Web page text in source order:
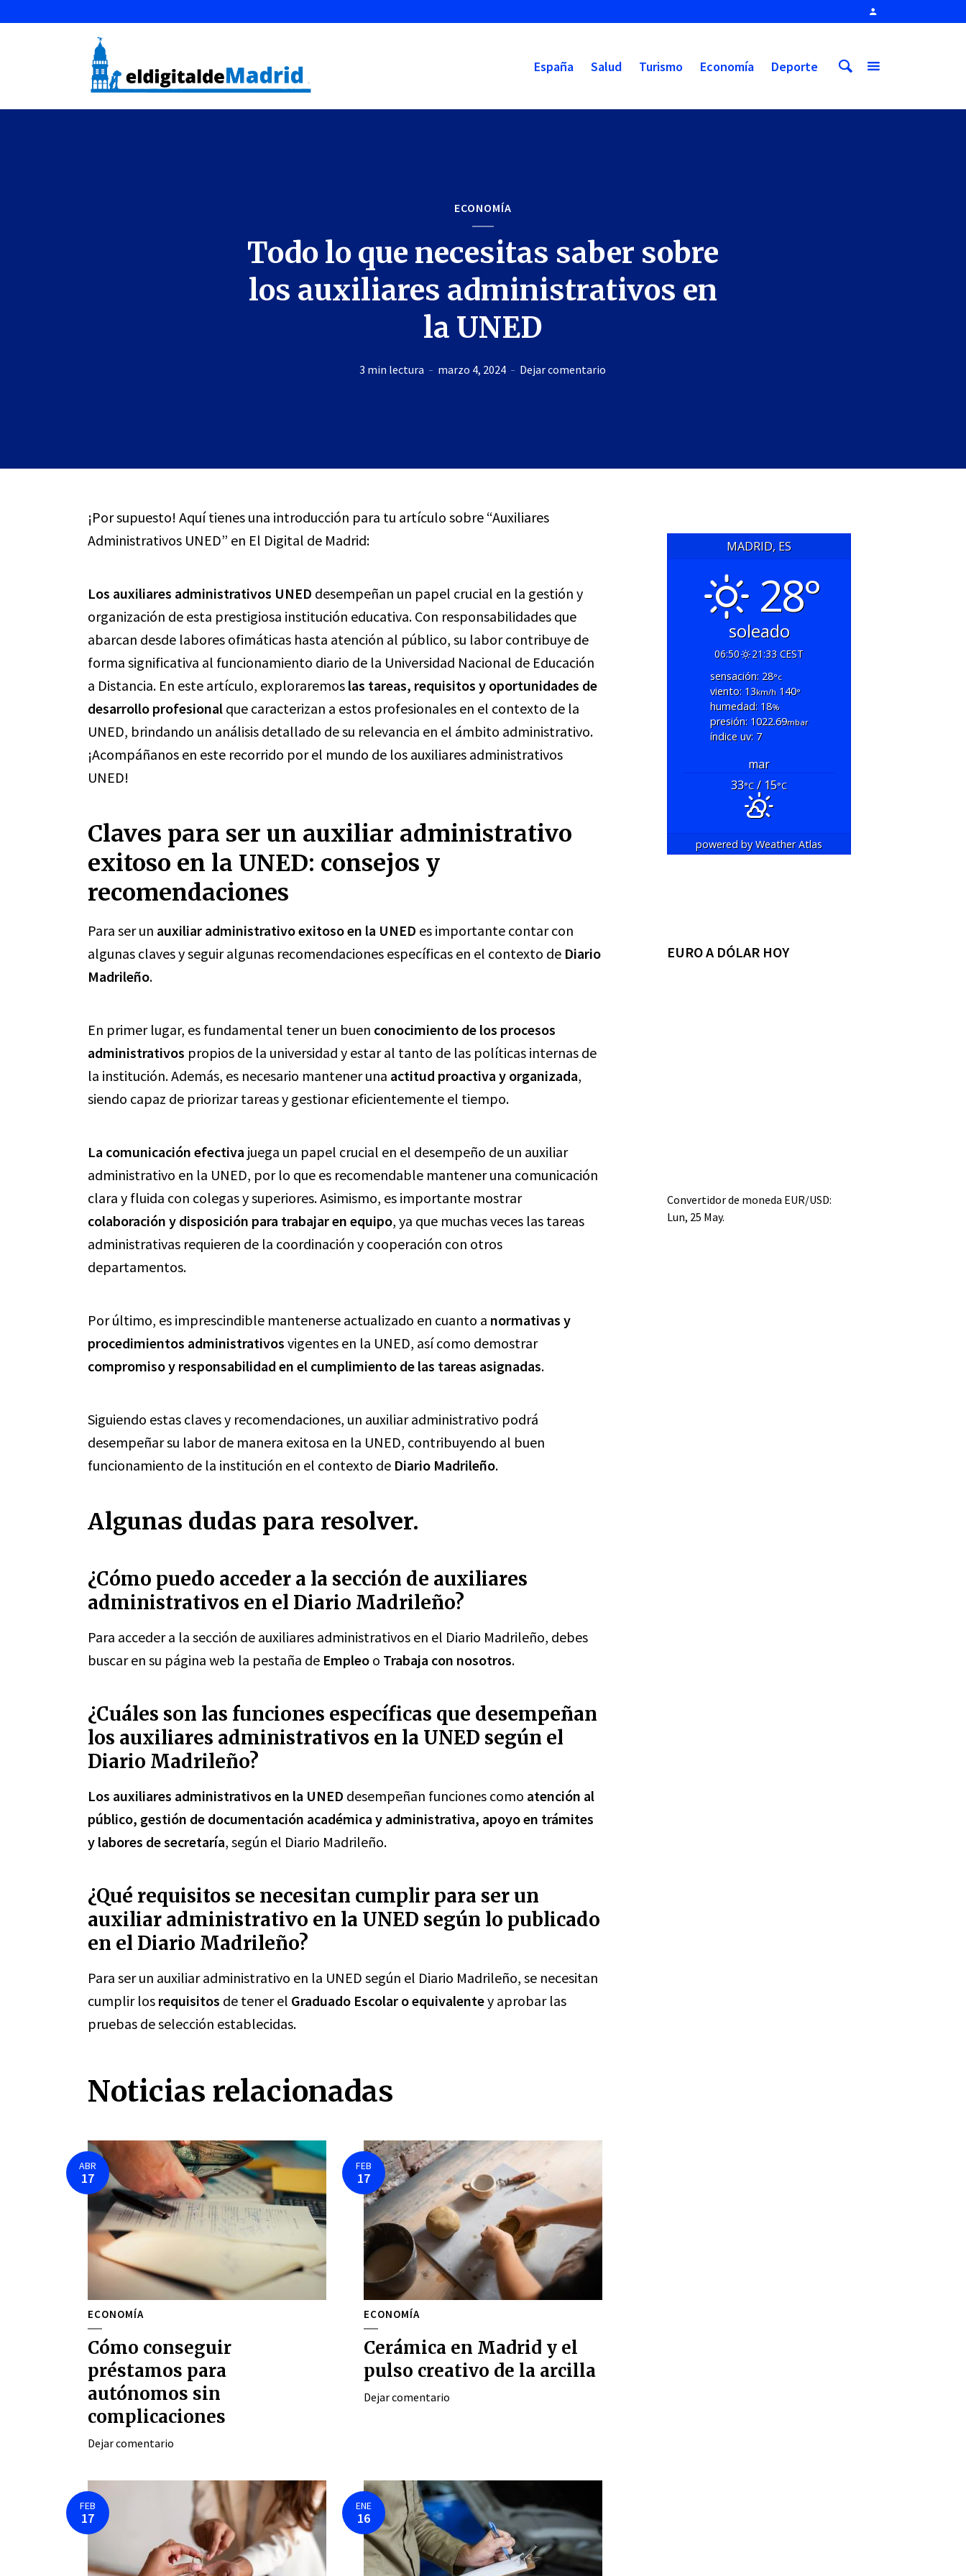
España Salud Turismo Economía Deporte
ECONOMÍA
Todo lo que necesitas saber sobre
los auxiliares administrativos en
la UNED
3 min lectura marzo 4, 2024 Dejar comentario
¡Por supuesto! Aquí tienes una introducción para tu artículo sobre “Auxiliares
Administrativos UNED” en El Digital de Madrid:
Los auxiliares administrativos UNED desempeñan un papel crucial en la gestión y
organización de esta prestigiosa institución educativa. Con responsabilidades que
abarcan desde labores ofimáticas hasta atención al público, su labor contribuye de
forma significativa al funcionamiento diario de la Universidad Nacional de Educación
a Distancia. En este artículo, exploraremos las tareas, requisitos y oportunidades de
desarrollo profesional que caracterizan a estos profesionales en el contexto de la
UNED, brindando un análisis detallado de su relevancia en el ámbito administrativo.
¡Acompáñanos en este recorrido por el mundo de los auxiliares administrativos
UNED!
Claves para ser un auxiliar administrativo
exitoso en la UNED: consejos y
recomendaciones
Para ser un auxiliar administrativo exitoso en la UNED es importante contar con
algunas claves y seguir algunas recomendaciones específicas en el contexto de Diario
Madrileño.
En primer lugar, es fundamental tener un buen conocimiento de los procesos
administrativos propios de la universidad y estar al tanto de las políticas internas de
la institución. Además, es necesario mantener una actitud proactiva y organizada,
siendo capaz de priorizar tareas y gestionar eficientemente el tiempo.
La comunicación efectiva juega un papel crucial en el desempeño de un auxiliar
administrativo en la UNED, por lo que es recomendable mantener una comunicación
clara y fluida con colegas y superiores. Asimismo, es importante mostrar
colaboración y disposición para trabajar en equipo, ya que muchas veces las tareas
administrativas requieren de la coordinación y cooperación con otros
departamentos.
Por último, es imprescindible mantenerse actualizado en cuanto a normativas y
procedimientos administrativos vigentes en la UNED, así como demostrar
compromiso y responsabilidad en el cumplimiento de las tareas asignadas.
Siguiendo estas claves y recomendaciones, un auxiliar administrativo podrá
desempeñar su labor de manera exitosa en la UNED, contribuyendo al buen
funcionamiento de la institución en el contexto de Diario Madrileño.
Algunas dudas para resolver.
¿Cómo puedo acceder a la sección de auxiliares
administrativos en el Diario Madrileño?
Para acceder a la sección de auxiliares administrativos en el Diario Madrileño, debes
buscar en su página web la pestaña de Empleo o Trabaja con nosotros.
¿Cuáles son las funciones específicas que desempeñan
los auxiliares administrativos en la UNED según el
Diario Madrileño?
Los auxiliares administrativos en la UNED desempeñan funciones como atención al
público, gestión de documentación académica y administrativa, apoyo en trámites
y labores de secretaría, según el Diario Madrileño.
¿Qué requisitos se necesitan cumplir para ser un
auxiliar administrativo en la UNED según lo publicado
en el Diario Madrileño?
Para ser un auxiliar administrativo en la UNED según el Diario Madrileño, se necesitan
cumplir los requisitos de tener el Graduado Escolar o equivalentey aprobar las
pruebas de selección establecidas.
Noticias relacionadas
ABR
17
ECONOMÍA
Cómo conseguir
préstamos para
autónomos sin
complicaciones
Dejar comentario
FEB
17
ECONOMÍA
Cerámica en Madrid y el
pulso creativo de la arcilla
Dejar comentario
FEB
17
ENE
16
MADRID, ES
28°
soleado
06:50
21:33 CEST
sensación: 28°c
viento: 13km/h140°
humedad: 18%
presión: 1022.69mbar
índice uv: 7
mar
33°C/ 15°C
powered byWeather Atlas
EURO A DÓLAR HOY
Convertidor de moneda EUR/USD:
Lun, 25 May.